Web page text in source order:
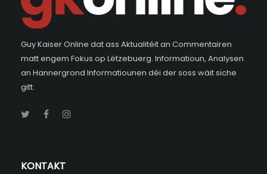
Guy Kaiser Online dat ass Aktualitéit an Commentairen
matt engem Fokus op Lëtzebuerg. Informatioun, Analysen
an Hannergrond Informatiounen déi der soss wäit siche
gitt.
KONTAKT